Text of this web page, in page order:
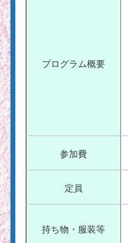
プログラム概要
参加費
定員
持ち物・服装等